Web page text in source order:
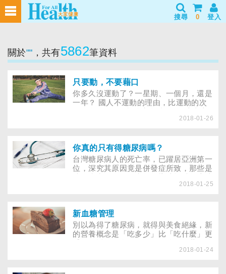
搜尋 0 登入
關於"" ，共有5862筆資料
只要動，不要藉口
你多久沒運動了？一星期、一個月，還是
一年？ 國人不運動的理由，比運動的次
些藉口很簡單，在你決定看電視、睡大覺
人沒有規律的運動習慣，到了退休年紀前
後，規律運動的人口才略增。學者估計國
人在工作、交通、家務及休閒中的活動
量，發現不少民眾光消耗在工作上的身體
活動能量，占全日能量的一半左右，休閒
2018-01-26
你真的只有得糖尿病嗎？
台灣糖尿病人的死亡率，已躍居亞洲第一
位，深究其原因竟是併發症所致，那些是
裹著糖衣的苦果找上自己？消費者逛街購
要避免其接二連三帶來的「附贈品」──
併發症。在邁入21世紀的同時，世界衛生
組織統計發現，全世界糖尿病患的總數已
逼近1億5千萬人，預估再過20年，人數
2018-01-25
新血糖管理
別以為得了糖尿病，就得與美食絕緣，新
的營養概念是「吃多少」比「吃什麼」更
療，糖尿病患將不必再為了血糖控制，與
2018-01-24